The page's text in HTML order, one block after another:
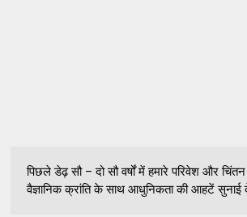
पिछले डेढ़ सौ – दो सौ वर्षों में हमारे परिवेश और
वैज्ञानिक क्रांति के साथ आधुनिकता की आहटें सुनाई